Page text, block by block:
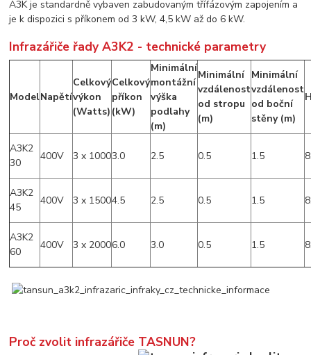
A3K je standardně vybaven zabudovaným třífázovým zapojením a
je k dispozici s příkonem od 3 kW, 4,5 kW až do 6 kW.
Infrazářiče řady A3K2 - technické parametry
ModelNapětí
Celkový
výkon
(Watts)
Celkový
příkon
(kW)
Minimální
montážní
výška
podlahy
(m)
Minimální
vzdálenost
od stropu
(m)
Minimální
vzdálenost
od boční
stěny (m)
A3K2
30
400V 3 x 10003.0 2.5 0.5 1.5
A3K2
45
400V 3 x 15004.5 2.5 0.5 1.5
A3K2
60
400V 3 x 20006.0 3.0 0.5 1.5
Proč zvolit infrazářiče TASNUN?